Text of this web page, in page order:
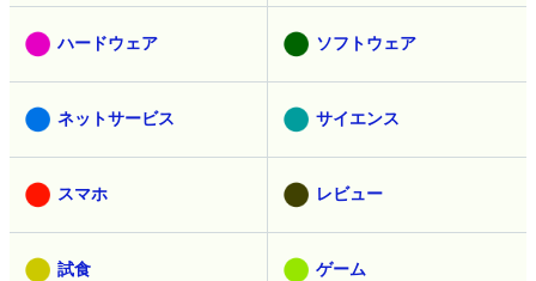
ハードウェア ソフトウェア
ネットサービス サイエンス
スマホ レビュー
試食 ゲーム